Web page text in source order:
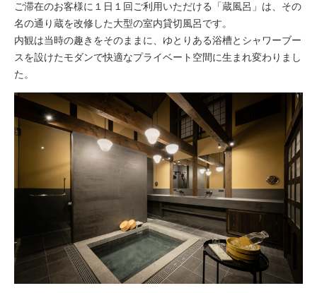
ご滞在のお客様に１日１回ご利用いただける「蔵風呂」は、その
名の通り蔵を改修した大型の室内貸切風呂です。
内観は当時の趣きをそのままに、ゆとりある浴槽とシャワーブー
スを設けたモダンで快適なプライベート空間に生まれ変わりまし
た。